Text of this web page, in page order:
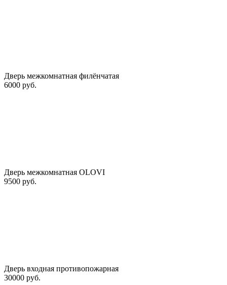
Дверь межкомнатная филёнчатая
6000 руб.
Дверь межкомнатная OLOVI
9500 руб.
Дверь входная противопожарная
30000 руб.